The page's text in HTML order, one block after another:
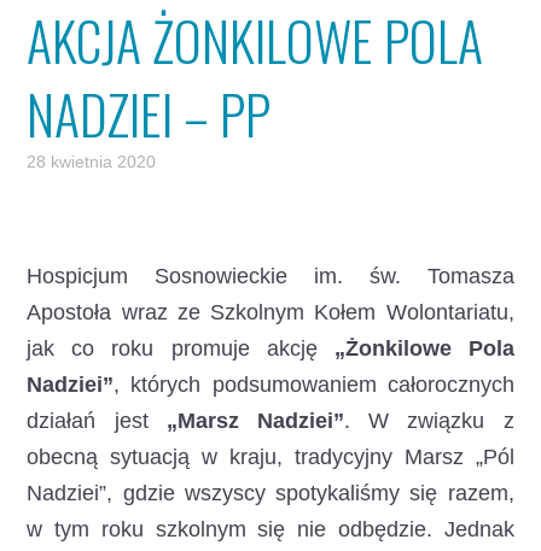
AKCJA ŻONKILOWE POLA
NADZIEI – PP
28 kwietnia 2020
Hospicjum Sosnowieckie im. św. Tomasza
Apostoła wraz ze Szkolnym Kołem Wolontariatu,
jak co roku promuje akcję „Żonkilowe Pola
Nadziei”, których podsumowaniem całorocznych
działań jest „Marsz Nadziei”. W związku z
obecną sytuacją w kraju, tradycyjny Marsz „Pól
Nadziei”, gdzie wszyscy spotykaliśmy się razem,
w tym roku szkolnym się nie odbędzie. Jednak